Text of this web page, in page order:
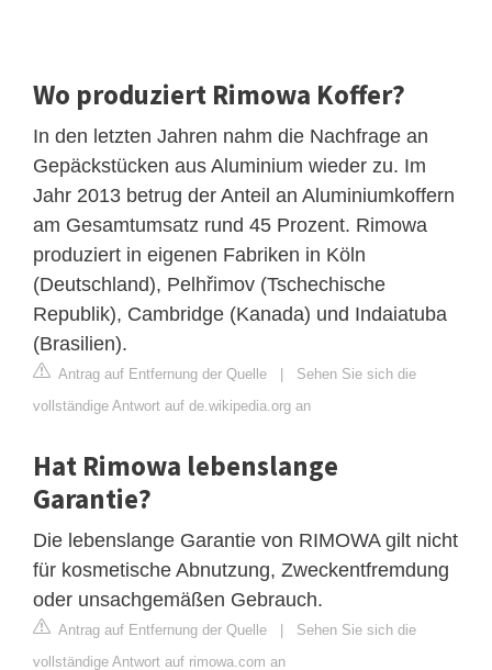
Wo produziert Rimowa Koffer?
In den letzten Jahren nahm die Nachfrage an
Gepäckstücken aus Aluminium wieder zu. Im
Jahr 2013 betrug der Anteil an Aluminiumkoffern
am Gesamtumsatz rund 45 Prozent. Rimowa
produziert in eigenen Fabriken in Köln
(Deutschland), Pelhřimov (Tschechische
Republik), Cambridge (Kanada) und Indaiatuba
(Brasilien).
Antrag auf Entfernung der Quelle | Sehen Sie sich die
vollständige Antwort auf de.wikipedia.org an
Hat Rimowa lebenslange
Garantie?
Die lebenslange Garantie von RIMOWA gilt nicht
für kosmetische Abnutzung, Zweckentfremdung
oder unsachgemäßen Gebrauch.
Antrag auf Entfernung der Quelle | Sehen Sie sich die
vollständige Antwort auf rimowa.com an